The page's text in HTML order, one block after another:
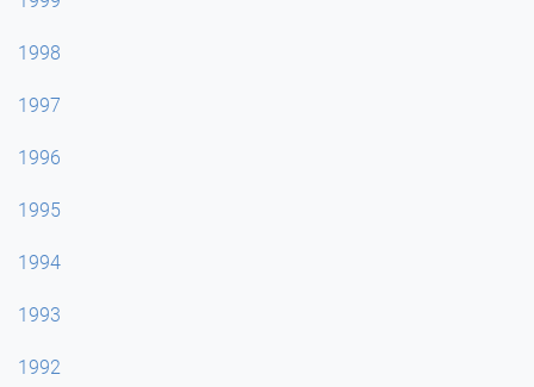
1998
1997
1996
1995
1994
1993
1992